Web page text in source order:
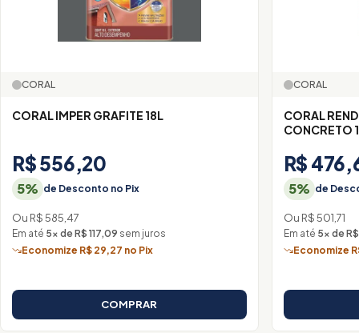
CORAL
CORAL IMPER GRAFITE 18L
R$ 556,20
5% de Desconto no Pix
Ou R$ 585,47
Em até 5× de R$ 117,09 sem juros
Economize R$ 29,27 no Pix
COMPRAR
CORAL
CORAL
CONCRETO
R$
5% de
Ou R$ 501,71
Em até 5× de
Economize